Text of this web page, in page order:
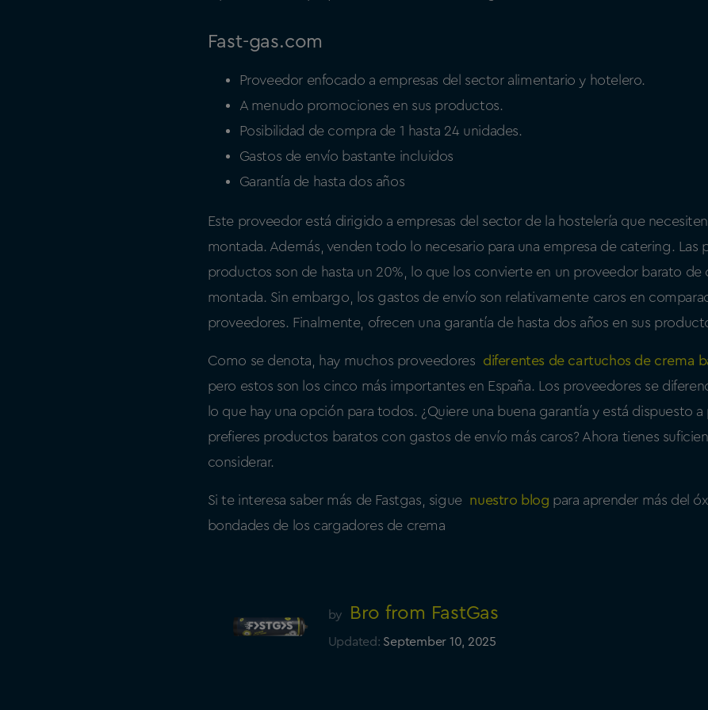
Fast-gas.com
Proveedor enfocado a empresas del sector alimentario y hotelero.
A menudo promociones en sus productos.
Posibilidad de compra de 1 hasta 24 unidades.
Gastos de envío bastante incluidos
Garantía de hasta dos años
Este proveedor está dirigido a empresas del sector de la hostelería que
montada. Además, venden todo lo necesario para una empresa de catering. Las
productos son de hasta un 20%, lo que los convierte en un proveedor barato de
montada. Sin embargo, los gastos de envío son relativamente caros en
proveedores. Finalmente, ofrecen una garantía de hasta dos años en sus
Como se denota, hay muchos proveedores diferentes de cartuchos de crema
pero estos son los cinco más importantes en España. Los proveedores se
lo que hay una opción para todos. ¿Quiere una buena garantía y está dispuesto
prefieres productos baratos con gastos de envío más caros? Ahora tienes
considerar.
Si te interesa saber más de Fastgas, sigue nuestro blog para aprender más del
bondades de los cargadores de crema
by Bro from FastGas
Updated: September 10, 2025